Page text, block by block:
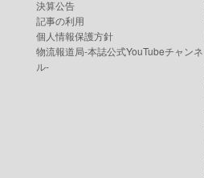
決算公告
記事の利用
個人情報保護方針
物流報道局-本誌公式YouTubeチャンネ
ル-